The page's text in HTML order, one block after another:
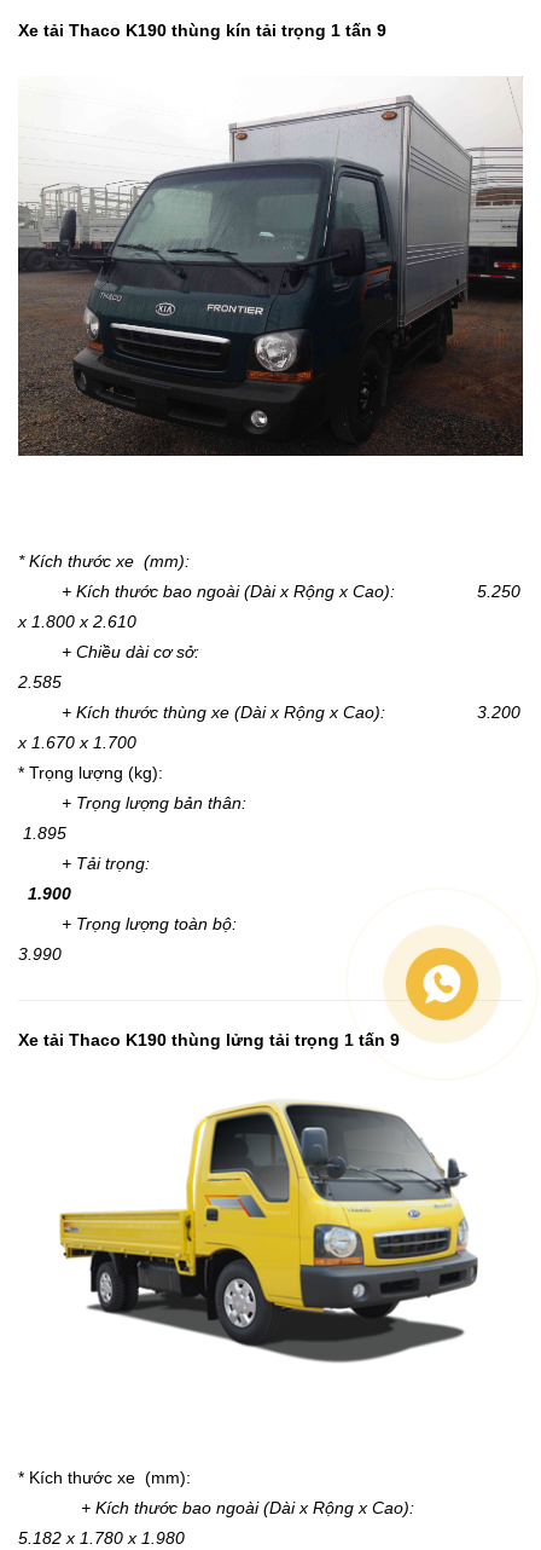
Xe tải Thaco K190 thùng kín tải trọng 1 tấn 9
* Kích thước xe (mm):
+ Kích thước bao ngoài (Dài x Rộng x Cao): 5.250
x 1.800 x 2.610
+ Chiều dài cơ sở:
2.585
+ Kích thước thùng xe (Dài x Rộng x Cao): 3.200
x 1.670 x 1.700
* Trọng lượng (kg):
+ Trọng lượng bản thân:
1.895
+ Tải trọng:
1.900
+ Trọng lượng toàn bộ:
3.990
Xe tải Thaco K190 thùng lửng tải trọng 1 tấn 9
* Kích thước xe (mm):
+ Kích thước bao ngoài (Dài x Rộng x Cao):
5.182 x 1.780 x 1.980